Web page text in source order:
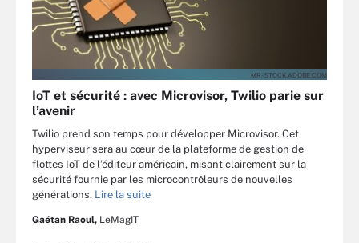
MR - STOCK.ADOBE.COM
IoT et sécurité : avec Microvisor, Twilio parie sur
l’avenir
Twilio prend son temps pour développer Microvisor. Cet
hyperviseur sera au cœur de la plateforme de gestion de
flottes IoT de l’éditeur américain, misant clairement sur la
sécurité fournie par les microcontrôleurs de nouvelles
générations. Lire la suite
Gaétan Raoul, LeMagIT